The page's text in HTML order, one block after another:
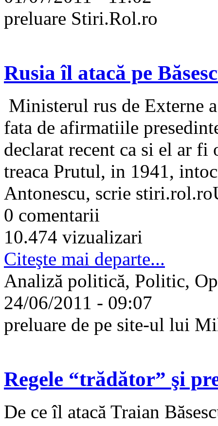
preluare Stiri.Rol.ro
Rusia îl atacă pe
Ministerul rus de Externe
fata de afirmatiile
declarat recent ca si el ar
treaca Prutul, in 1941,
Antonescu, scrie
0 comentarii
10.474 vizualizari
Citeşte mai departe...
Analiză politică, Politic,
24/06/2011 - 09:07
preluare de pe site-ul lui
Regele “trădător” şi
De ce îl atacă Traian